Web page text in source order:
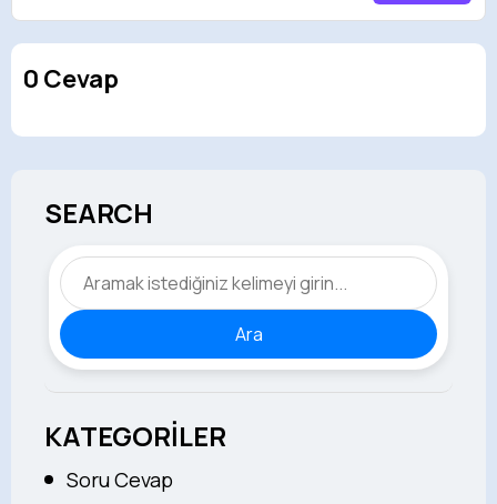
0 Cevap
SEARCH
Ara
KATEGORİLER
Soru Cevap